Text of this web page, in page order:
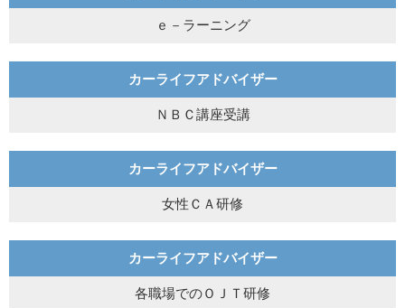
ｅ－ラーニング
カーライフアドバイザー
ＮＢＣ講座受講
カーライフアドバイザー
女性ＣＡ研修
カーライフアドバイザー
各職場でのＯＪＴ研修